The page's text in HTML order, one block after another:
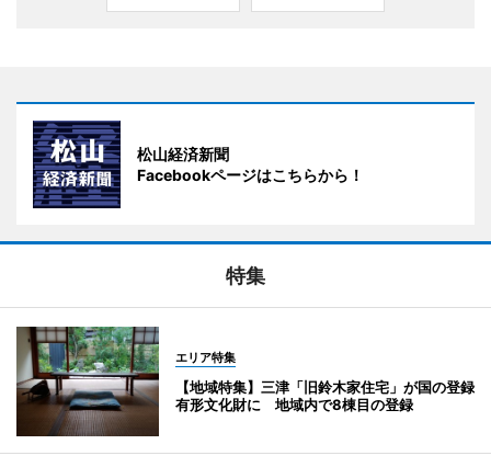
松山経済新聞
Facebookページはこちらから！
特集
エリア特集
【地域特集】三津「旧鈴木家住宅」が国の登録
有形文化財に 地域内で8棟目の登録